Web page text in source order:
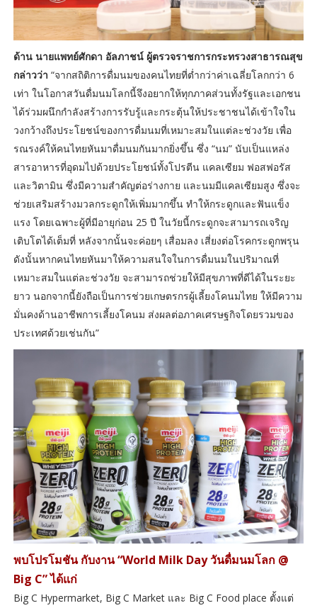
ด้าน นายแพทย์ศักดา อัลภาชน์ ผู้ตรวจราชการกระทรวงสาธารณสุข
กล่าวว่า “จากสถิติการดื่มนมของคนไทยที่ต่ำกว่าค่าเฉลี่ยโลกกว่า 6
เท่า ในโอกาสวันดื่มนมโลกนี้จึงอยากให้ทุกภาคส่วนทั้งรัฐและเอกชน
ได้ร่วมผนึกกำลังสร้างการรับรู้และกระตุ้นให้ประชาชนได้เข้าใจใน
วงกว้างถึงประโยชน์ของการดื่มนมที่เหมาะสมในแต่ละช่วงวัย เพื่อ
รณรงค์ให้คนไทยหันมาดื่มนมกันมากยิ่งขึ้น ซึ่ง “นม” นับเป็นแหล่ง
สารอาหารที่อุดมไปด้วยประโยชน์ทั้งโปรตีน แคลเซียม ฟอสฟอรัส
และวิตามิน ซึ่งมีความสำคัญต่อร่างกาย และนมมีแคลเซียมสูง ซึ่งจะ
ช่วยเสริมสร้างมวลกระดูกให้เพิ่มมากขึ้น ทำให้กระดูกและฟันแข็ง
แรง โดยเฉพาะผู้ที่มีอายุก่อน 25 ปี ในวัยนี้กระดูกจะสามารถเจริญ
เติบโตได้เต็มที่ หลังจากนั้นจะค่อยๆ เสื่อมลง เสี่ยงต่อโรคกระดูกพรุน
ดังนั้นหากคนไทยหันมาให้ความสนใจในการดื่มนมในปริมาณที่
เหมาะสมในแต่ละช่วงวัย จะสามารถช่วยให้มีสุขภาพที่ดีได้ในระยะ
ยาว นอกจากนี้ยังถือเป็นการช่วยเกษตรกรผู้เลี้ยงโคนมไทย ให้มีความ
มั่นคงด้านอาชีพการเลี้ยงโคนม ส่งผลต่อภาคเศรษฐกิจโดยรวมของ
ประเทศด้วยเช่นกัน”
พบโปรโมชัน กับงาน “World Milk Day วันดื่มนมโลก @
Big C” ได้แก่
Big C Hypermarket, Big C Market และ Big C Food place ตั้งแต่